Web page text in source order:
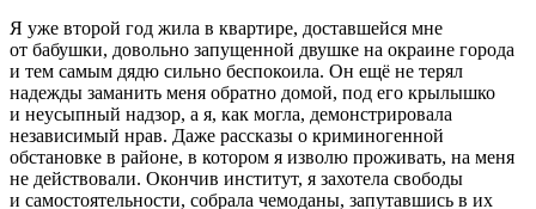
Я уже второй год жила в квартире, доставшейся мне
от бабушки, довольно запущенной двушке на окраине города
и тем самым дядю сильно беспокоила. Он ещё не терял
надежды заманить меня обратно домой, под его крылышко
и неусыпный надзор, а я, как могла, демонстрировала
независимый нрав. Даже рассказы о криминогенной
обстановке в районе, в котором я изволю проживать, на меня
не действовали. Окончив институт, я захотела свободы
и самостоятельности, собрала чемоданы, запутавшись в их